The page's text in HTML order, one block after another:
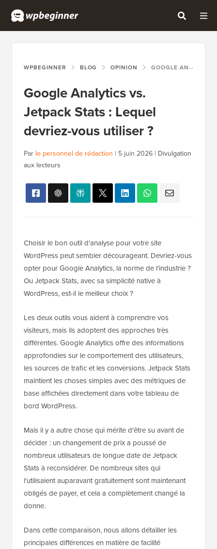
WPBEGINNER BLOG OPINION GOOGLE ANALYTICS VS. JETPACK STATS : LEQUEL DEVRIEZ-VOUS UTILISER ?
Google Analytics vs.
Jetpack Stats : Lequel
devriez-vous utiliser ?
Par le personnel de rédaction | 5 juin 2026 | Divulgation
aux lecteurs
Choisir le bon outil d'analyse pour votre site
WordPress peut sembler décourageant. Devriez-vous
opter pour Google Analytics, la norme de l'industrie ?
Ou Jetpack Stats, avec sa simplicité native à
WordPress, est-il le meilleur choix ?
Les deux outils vous aident à comprendre vos
visiteurs, mais ils adoptent des approches très
différentes. Google Analytics offre des informations
approfondies sur le comportement des utilisateurs,
les sources de trafic et les conversions. Jetpack Stats
maintient les choses simples avec des métriques de
base affichées directement dans votre tableau de
bord WordPress.
Mais il y a autre chose qui mérite d'être su avant de
décider : un changement de prix a poussé de
nombreux utilisateurs de longue date de Jetpack
Stats à reconsidérer. De nombreux sites qui
l'utilisaient auparavant gratuitement sont maintenant
obligés de payer, et cela a complètement changé la
donne.
Dans cette comparaison, nous allons détailler les
principales différences en matière de facilité